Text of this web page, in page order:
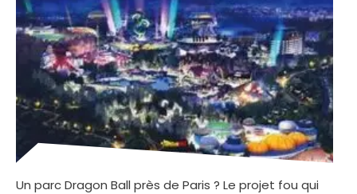
Un parc Dragon Ball près de Paris ? Le projet fou qui